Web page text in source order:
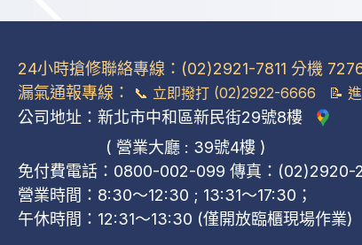
關於我們
公司概況
公司位置
公司簡介
組織架構
用戶服務
管線裝置申請或異動
申請裝表或拆表
瓦斯度數相關
氣費查詢與資料異動
安全
安檢須知
防災應變
宣導影片
宣導資訊
24小時搶修聯絡專線：(02)2921-7811 分機
漏氣通報專線：
📞 立即撥打 (02)2922-6666 📝
公司地址：新北市中和區新民街29號8樓
( 營業大廳 : 39號4樓 )
免付費電話：0800-002-099 傳真：(02)2920-
營業時間：8:30～12:30 ; 13:31～17:30；
午休時間：12:31～13:30 (僅開放臨櫃現場作業)